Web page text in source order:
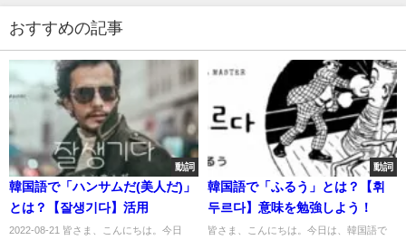
おすすめの記事
動詞
韓国語で「ハンサムだ(美人だ)」
とは？【잘생기다】活用
2022-08-21 皆さま、こんにちは。今日
動詞
韓国語で「ふるう」とは？【휘
두르다】意味を勉強しよう！
皆さま、こんにちは。今日は、韓国語で